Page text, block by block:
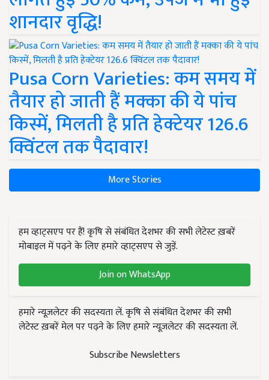
शानदार वृद्धि!
Pusa Corn Varieties: कम समय में
तैयार हो जाती हैं मक्का की ये पांच
किस्में, मिलती है प्रति हेक्टेयर 126.6
क्विंटल तक पैदावार!
More Stories
हम व्हाट्सएप पर हैं! कृषि से संबंधित देशभर की सभी लेटेस्ट ख़बरें
मोबाइल में पढ़ने के लिए हमारे व्हाट्सएप से जुड़ें.
Join on WhatsApp
हमारे न्यूज़लेटर की सदस्यता लें. कृषि से संबंधित देशभर की सभी
लेटेस्ट ख़बरें मेल पर पढ़ने के लिए हमारे न्यूज़लेटर की सदस्यता लें.
Subscribe Newsletters